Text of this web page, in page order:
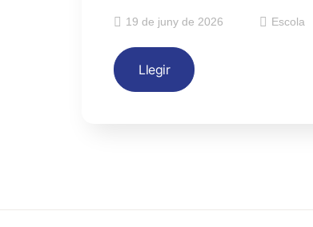
19 de juny de 2026 Escola
Llegir